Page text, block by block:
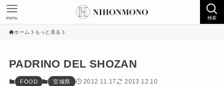
検索
menu
ホーム もっと見る
PADRINO DEL SHOZAN
FOOD 宮城県 2012.11.17 2013.12.10